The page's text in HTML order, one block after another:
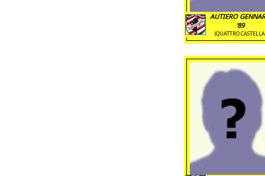
AUTIERO
'89
(QUATTRO